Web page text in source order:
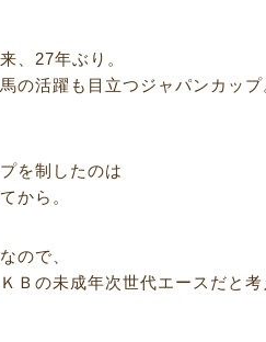
、27年ぶり。
の活躍も目立つジャパンカップ
を制したのは
から。
ので、
Ｂの未成年次世代エースだと